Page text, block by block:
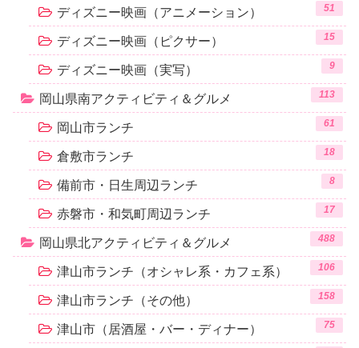
ディズニー映画（アニメーション） 51
ディズニー映画（ピクサー） 15
ディズニー映画（実写） 9
岡山県南アクティビティ＆グルメ 113
岡山市ランチ 61
倉敷市ランチ 18
備前市・日生周辺ランチ 8
赤磐市・和気町周辺ランチ 17
岡山県北アクティビティ＆グルメ 488
津山市ランチ（オシャレ系・カフェ系） 106
津山市ランチ（その他） 158
津山市（居酒屋・バー・ディナー） 75